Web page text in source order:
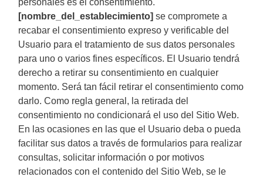
personales es el consentimiento.
[nombre_del_establecimiento] se compromete a
recabar el consentimiento expreso y verificable del
Usuario para el tratamiento de sus datos personales
para uno o varios fines específicos. El Usuario tendrá
derecho a retirar su consentimiento en cualquier
momento. Será tan fácil retirar el consentimiento como
darlo. Como regla general, la retirada del
consentimiento no condicionará el uso del Sitio Web.
En las ocasiones en las que el Usuario deba o pueda
facilitar sus datos a través de formularios para realizar
consultas, solicitar información o por motivos
relacionados con el contenido del Sitio Web, se le